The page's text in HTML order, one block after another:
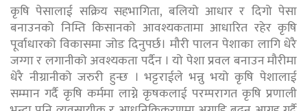
कृषि पेसालाई सक्रिय सहभागिता, बलियो आधार र दिगो पेसा
बनाउनको निम्ति किसानको आवश्यकतामा आधारित रहेर कृषि
पूर्वाधारको विकासमा जोड दिनुपर्छ। मौरी पालन पेशाका लागि धेरै
जग्गा र लगानीको अवश्यकता पर्दैन । यो पेशा प्रवल बनाउन मौरीमा
धेरै नीग्रानीको जरुरी हुन्छ । भट्टराईले भन्नु भयो कृषि पेशालाई
सम्मान गर्दै कृषि कर्ममा लाग्ने कृषकलाई परम्परागत कृषि प्रणाली